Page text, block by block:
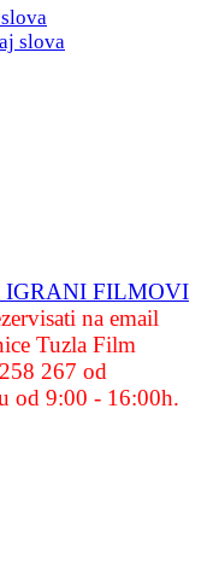
slova
IGRANI FILMOVI
na email
Tuzla Film
267 od
od 9:00 - 16:00h.